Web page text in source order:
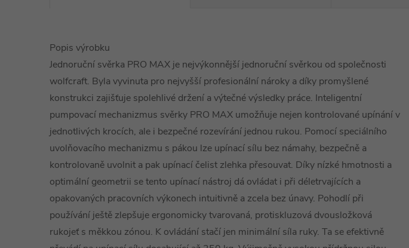
Popis výrobku
Jednoruční svěrka PRO MAX je nejvýkonnější jednoruční svěrkou od společnosti
wolfcraft. Byla vyvinuta pro nejvyšší profesionální nároky a díky promyšlené
konstrukci zajišťuje spolehlivé držení a výtečné výsledky práce. Inteligentní
pumpovací mechanizmus svěrky PRO MAX umožňuje nejen kontrolované upínání v
jednotlivých krocích, ale i bezpečné rozevírání jednou rukou. Pomocí speciálního
uvolňovacího mechanizmu s pákou lze upínací sílu bez námahy, bezpečně a
kontrolovaně uvolnit a pak upínací čelist zlehka přesouvat. Díky nízké hmotnosti a
optimální geometrii se tento upínací nástroj dá ovládat i při déletrvajících a
opakovaných pracovních výkonech intuitivně a zcela bez únavy. Pohodlí při
používání ještě zlepšuje ergonomicky tvarovaná, protiskluzová dvousložková
rukojeť s měkkou zónou. K ovládání stačí jen minimální síla ruky. Ta se efektivně